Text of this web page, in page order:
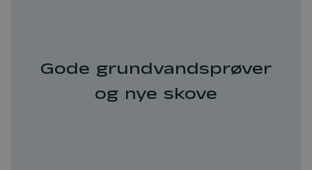
Gode grundvandsprøver
og nye skove